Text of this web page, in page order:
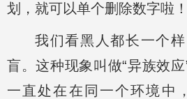
划，就可以单个删除数字啦！
我们看黑人都长一个
盲。这种现象叫做“异族效
一直处在在同一个环境中